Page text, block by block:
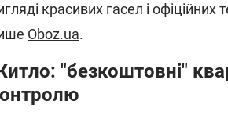
красивих гасел і
Oboz.ua.
"безкоштовні"